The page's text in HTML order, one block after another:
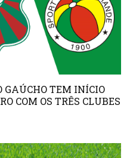
GAÚCHO TEM INÍCIO
COM OS TRÊS CLUBES